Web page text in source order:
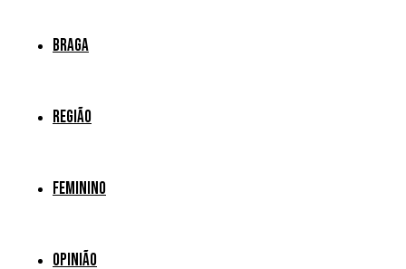
Braga
Região
Feminino
Opinião